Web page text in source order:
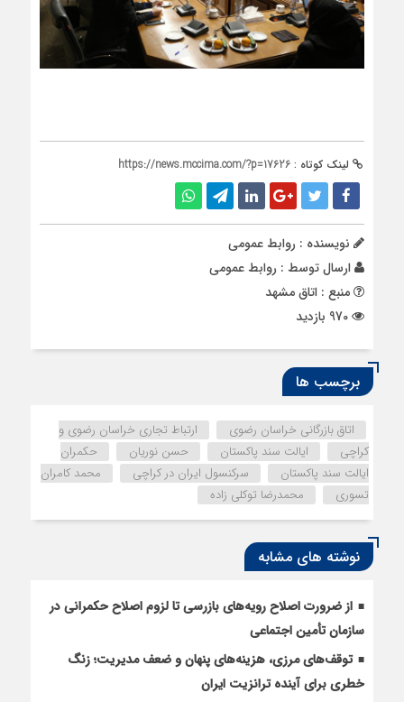
لینک کوتاه : https://news.mccima.com/?p=17626
نویسنده : روابط عمومی
ارسال توسط : روابط عمومی
منبع : اتاق مشهد
برچسب ها
اتاق بازرگانی خراسان رضوی
ارتباط تجاری خراسان رضوی و
کراچی
ایالت سند پاکستان حسن نوریان
حکمران
ایالت سند پاکستان
سرکنسول ایران در کراچی
محمد کامران
تسوری
محمدرضا توکلی زاده
نوشته های مشابه
از ضرورت اصلاح رویه‌های بازرسی تا لزوم اصلاح حکمرانی در
سازمان تأمین اجتماعی
توقف‌های مرزی، هزینه‌های پنهان و ضعف مدیریت؛ زنگ
خطری برای آینده ترانزیت ایران